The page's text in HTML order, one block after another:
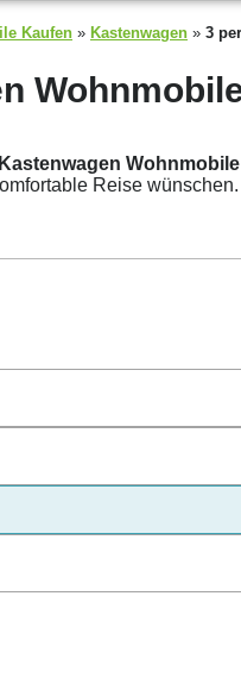
Kaufen » Kastenwagen » 3
Reise wünschen.